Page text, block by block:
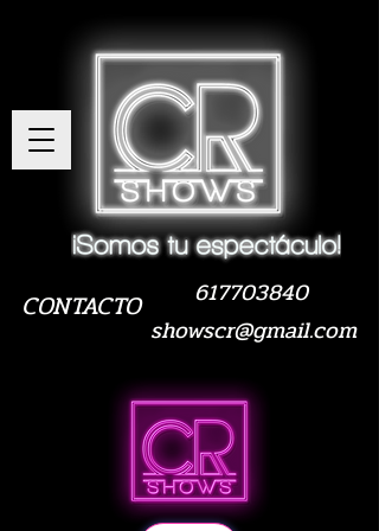
CONTACTO
617703840
showscr@gmail.com